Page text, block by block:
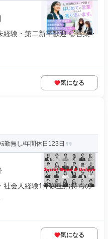
験・第二新卒歓迎 ◎営業・
気になる
勤無し/年間休日123日
社会人経験1年以上お持ちの
気になる